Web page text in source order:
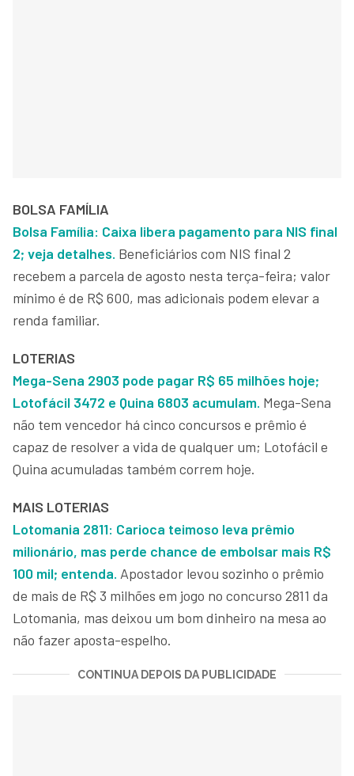
BOLSA FAMÍLIA
Bolsa Família: Caixa libera pagamento para NIS final
2; veja detalhes. Beneficiários com NIS final 2
recebem a parcela de agosto nesta terça-feira; valor
mínimo é de R$ 600, mas adicionais podem elevar a
renda familiar.
LOTERIAS
Mega-Sena 2903 pode pagar R$ 65 milhões hoje;
Lotofácil 3472 e Quina 6803 acumulam. Mega-Sena
não tem vencedor há cinco concursos e prêmio é
capaz de resolver a vida de qualquer um; Lotofácil e
Quina acumuladas também correm hoje.
MAIS LOTERIAS
Lotomania 2811: Carioca teimoso leva prêmio
milionário, mas perde chance de embolsar mais R$
100 mil; entenda. Apostador levou sozinho o prêmio
de mais de R$ 3 milhões em jogo no concurso 2811 da
Lotomania, mas deixou um bom dinheiro na mesa ao
não fazer aposta-espelho.
CONTINUA DEPOIS DA PUBLICIDADE